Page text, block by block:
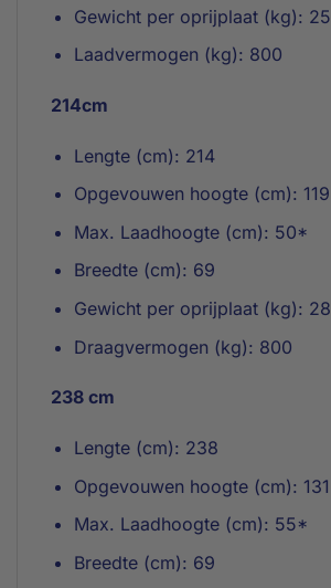
Gewicht per oprijplaat (kg): 25
Laadvermogen (kg): 800
214cm
Lengte (cm): 214
Opgevouwen hoogte (cm): 119
Max. Laadhoogte (cm): 50*
Breedte (cm): 69
Gewicht per oprijplaat (kg): 28
Draagvermogen (kg): 800
238 cm
Lengte (cm): 238
Opgevouwen hoogte (cm): 131
Max. Laadhoogte (cm): 55*
Breedte (cm): 69